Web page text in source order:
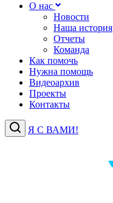
О нас
Новости
Наша история
Отчеты
Команда
Как помочь
Нужна помощь
Видеоархив
Проекты
Контакты
Я С ВАМИ!